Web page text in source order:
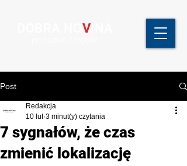
VINA
Post
7 sygnałów, że czas
zmienić lokalizację
Redakcja
10 lut 3 minut(y) czytania